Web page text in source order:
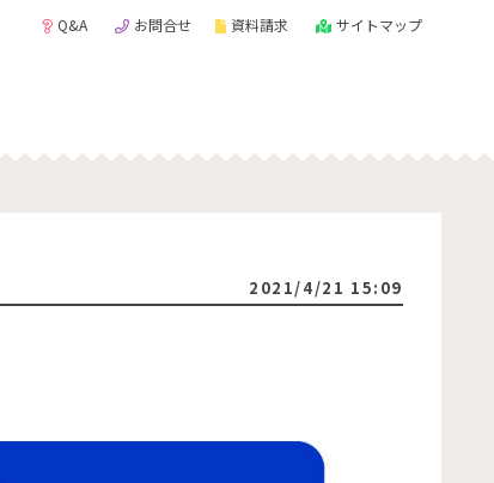
Q&A お問合せ 資料請求 サイトマップ
2021/4/21 15:09